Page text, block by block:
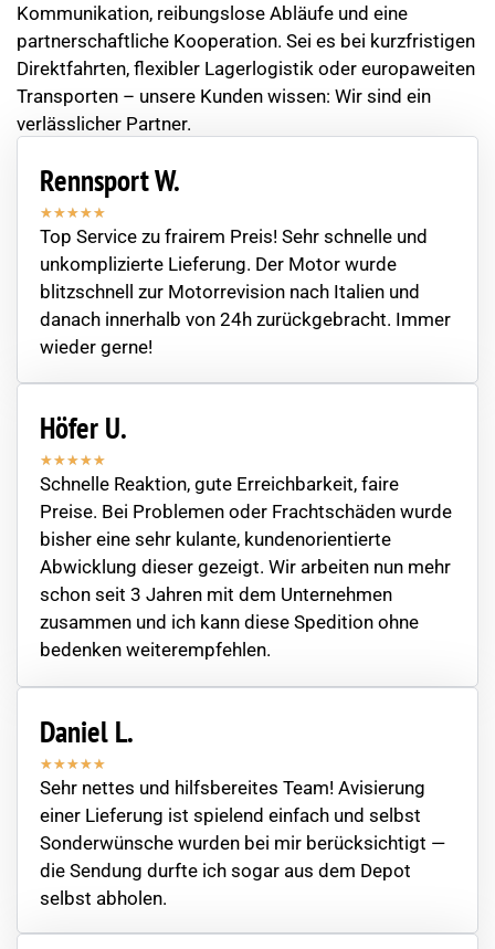
Kommunikation, reibungslose Abläufe und eine
partnerschaftliche Kooperation. Sei es bei kurzfristigen
Direktfahrten, flexibler Lagerlogistik oder europaweiten
Transporten – unsere Kunden wissen: Wir sind ein
verlässlicher Partner.
Rennsport W.
★★★★★
Top Service zu frairem Preis! Sehr schnelle und
unkomplizierte Lieferung. Der Motor wurde
blitzschnell zur Motorrevision nach Italien und
danach innerhalb von 24h zurückgebracht. Immer
wieder gerne!
Höfer U.
★★★★★
Schnelle Reaktion, gute Erreichbarkeit, faire
Preise. Bei Problemen oder Frachtschäden wurde
bisher eine sehr kulante, kundenorientierte
Abwicklung dieser gezeigt. Wir arbeiten nun mehr
schon seit 3 Jahren mit dem Unternehmen
zusammen und ich kann diese Spedition ohne
bedenken weiterempfehlen.
Daniel L.
★★★★★
Sehr nettes und hilfsbereites Team! Avisierung
einer Lieferung ist spielend einfach und selbst
Sonderwünsche wurden bei mir berücksichtigt —
die Sendung durfte ich sogar aus dem Depot
selbst abholen.